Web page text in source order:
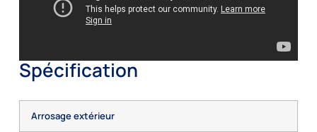
Spécification
Arrosage extérieur